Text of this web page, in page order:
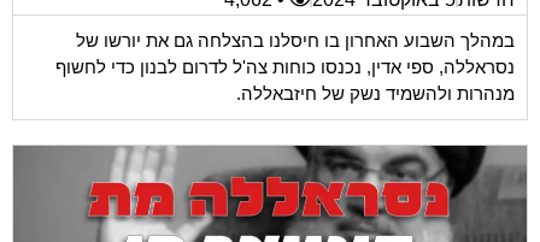
במהלך השבוע האחרון בו חיסלנו בהצלחה גם את יורשו של
נסראללה, ספי אדין, נכנסו כוחות צה'ל לדרום לבנון כדי לחשוף
מנהרות ולהשמיד נשק של חיזבאללה.